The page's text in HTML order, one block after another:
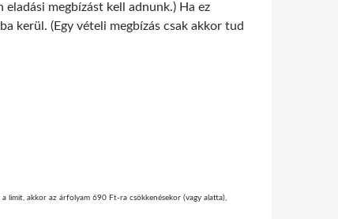
megbízást kell adnunk.) Ha ez
kerül. (Egy vételi megbízás csak akkor tud
limit, akkor az árfolyam 690 Ft-ra csökkenésekor (vagy alatta),